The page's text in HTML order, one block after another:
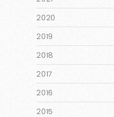
2020
2019
2018
2017
2016
2015